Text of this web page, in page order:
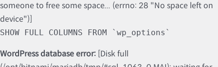
someone to free some space... (errno: 28 "No space left on
device")]
SHOW FULL COLUMNS FROM `wp_options`
WordPress database error: [Disk full